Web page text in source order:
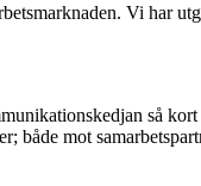
Vi har
så
mot